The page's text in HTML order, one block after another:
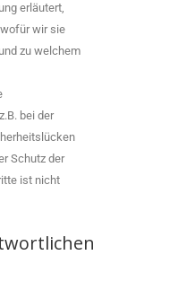
erläutert,
wir sie
zu welchem
bei der
Schutz der
ist nicht